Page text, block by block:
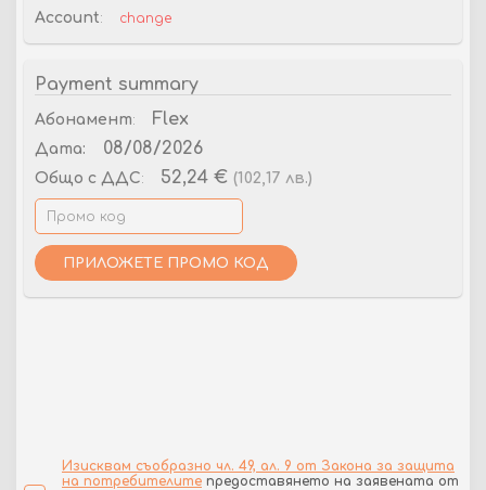
Account: change
Payment summary
Абонамент: Flex
Дата: 08/08/2026
Общо с ДДС: 52,24 € (102,17 лв.)
ПРИЛОЖЕТЕ ПРОМО КОД
Изисквам съобразно чл. 49, ал. 9 от Закона за защита
на потребителите предоставянето на заявената от